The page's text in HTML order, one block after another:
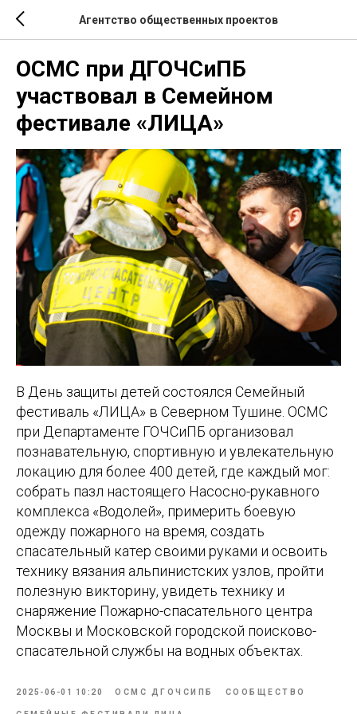
Агентство общественных проектов
ОСМС при ДГОЧСиПБ
участвовал в Семейном
фестивале «ЛИЦА»
В День защиты детей состоялся Семейный
фестиваль «ЛИЦА» в Северном Тушине. ОСМС
при Департаменте ГОЧСиПБ организовал
познавательную, спортивную и увлекательную
локацию для более 400 детей, где каждый мог:
собрать пазл настоящего Насосно-рукавного
комплекса «Водолей», примерить боевую
одежду пожарного на время, создать
спасательный катер своими руками и освоить
технику вязания альпинистских узлов, пройти
полезную викторину, увидеть технику и
снаряжение Пожарно-спасательного центра
Москвы и Московской городской поисково-
спасательной службы на водных объектах.
2025-06-01 10:20 ОСМС ДГОЧСИПБ СООБЩЕСТВО